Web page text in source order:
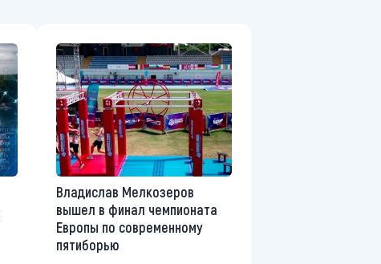
Владислав Мелкозеров
вышел в финал чемпионата
Европы по современному
пятиборью